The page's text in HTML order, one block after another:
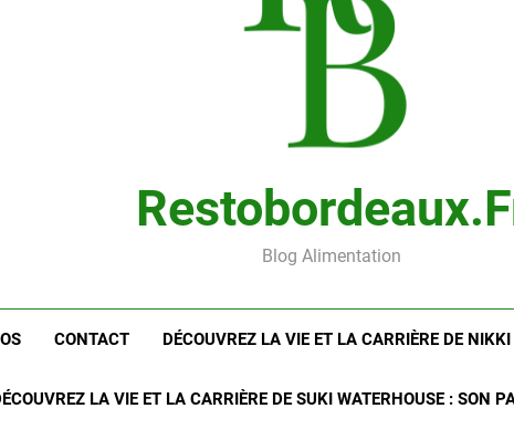
Blog Alimentation
CONTACT DÉCOUVREZ LA VIE ET LA CARRIÈRE DE
LA VIE ET LA CARRIÈRE DE SUKI WATERHOUSE : SON